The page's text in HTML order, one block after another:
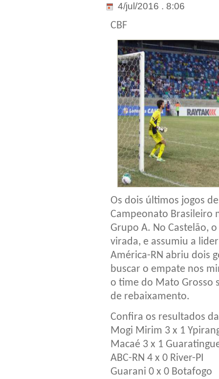
4/jul/2016 . 8:06
CBF
Os dois últimos jogos
Campeonato Brasileiro
Grupo A. No Castelão,
virada, e assumiu a
América-RN abriu dois
buscar o empate nos
o time do Mato Grosso
de rebaixamento.
Confira os resultados
Mogi Mirim 3 x 1
Macaé 3 x 1
ABC-RN 4 x 0 River-PI
Guarani 0 x 0 Botafogo